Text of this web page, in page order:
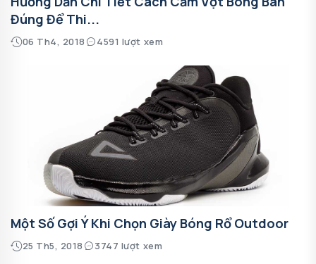
Đúng Để Thi...
06 Th4, 2018 4591 lượt xem
Một Số Gợi Ý Khi Chọn Giày Bóng Rổ Outdoor
25 Th5, 2018 3747 lượt xem